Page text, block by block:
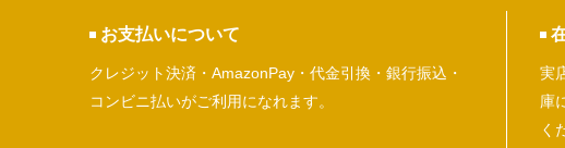
お支払いについて
クレジット決済・AmazonPay・代金引換・銀行振込・
コンビニ払いがご利用になれます。
実
庫
く